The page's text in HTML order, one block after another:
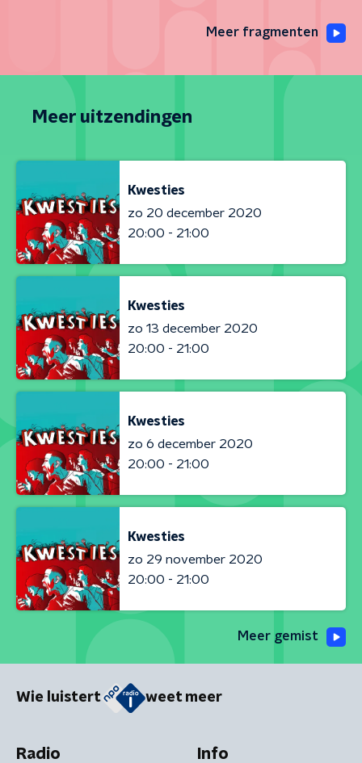
Meer fragmenten
Meer uitzendingen
Kwesties
zo 20 december 2020
20:00 - 21:00
Kwesties
zo 13 december 2020
20:00 - 21:00
Kwesties
zo 6 december 2020
20:00 - 21:00
Kwesties
zo 29 november 2020
20:00 - 21:00
Meer gemist
Wie luistert weet meer
Radio Info